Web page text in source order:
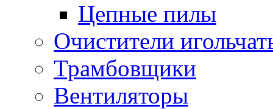
Цепные пилы
Очистители
Трамбовщики
Вентиляторы